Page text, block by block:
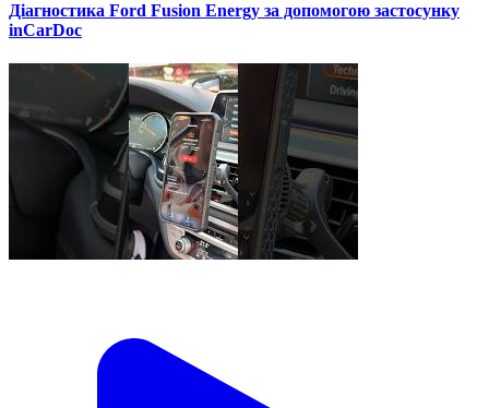
Діагностика Ford Fusion Energy за допомогою застосунку
inCarDoc